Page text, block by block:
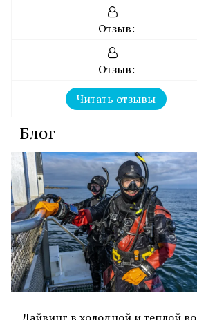
Отзыв:
Отзыв:
Читать отзывы
Блог